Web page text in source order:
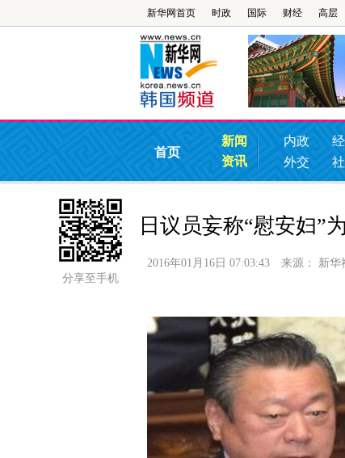
新华网首页 时政 国际 财经 高层
首页
新闻
资讯
内政
外交
分享至手机
日议员妄称“慰安妇”
2016年01月16日 07:03:43 来源： 新华